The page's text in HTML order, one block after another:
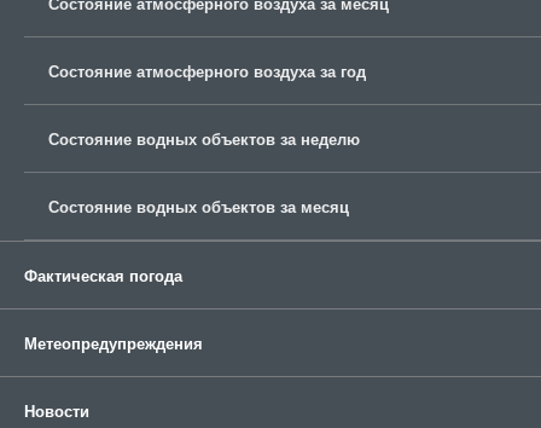
Состояние атмосферного воздуха за год
Состояние водных объектов за неделю
Состояние водных объектов за месяц
Фактическая погода
Метеопредупреждения
Новости